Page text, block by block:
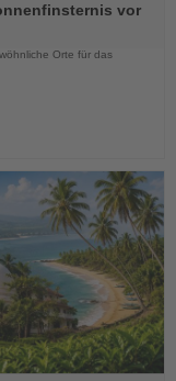
vor
Orte für das